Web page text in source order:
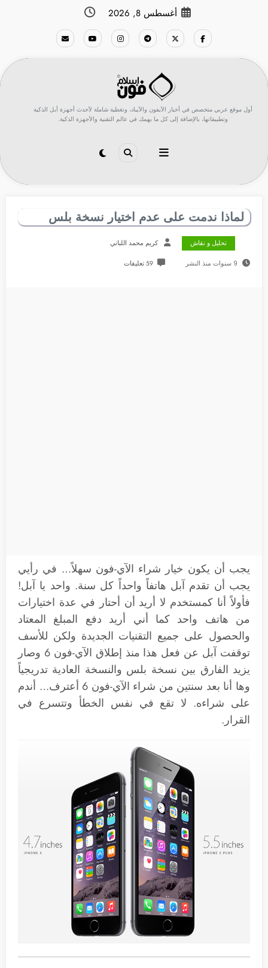
أغسطس 8, 2026
أول موقع عربي متخصص في أخبار الآيفون والآيباد، وتغطية شاملة لأحدث أجهزة أبل الذكية
وتطبيقاتها، بالإضافة إلى كل ما يهمك في عالم التقنية والأجهزة الذكية.
لماذا ندمت على عدم اختيار نسخة بلس
تحليل و نقاش كريم محمد اللباني
9 سنوات منذ النشر 59 تعليقات
يجب أن يكون خيار شراء الآي-فون سهلاً… في رأيي
يجب أن تقدم آبل هاتفاً واحداً كل سنة. واحد يا آبل!
فأولاً أنا كمستخدم لا أريد أن أحتار في عدة اختيارات
من هاتف واحد كما أني أريد دفع المبلغ المعتاد
والحصول على جميع التقنيات الجديدة ولكن للأسف
توقفت آبل عن فعل هذا منذ إطلاق الآي-فون 6 وصار
يزيد الفارق بين نسخة بلس والنسخة العادية تدريجياً
وها أنا بعد سنتين من شراء الآي-فون 6 أعترف… أندم
على شراءه. لا تقع في نفس الخطأ وتتسرع في
القرار.